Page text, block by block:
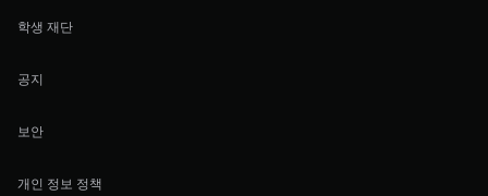
학생 재단
공지
보안
개인 정보 정책